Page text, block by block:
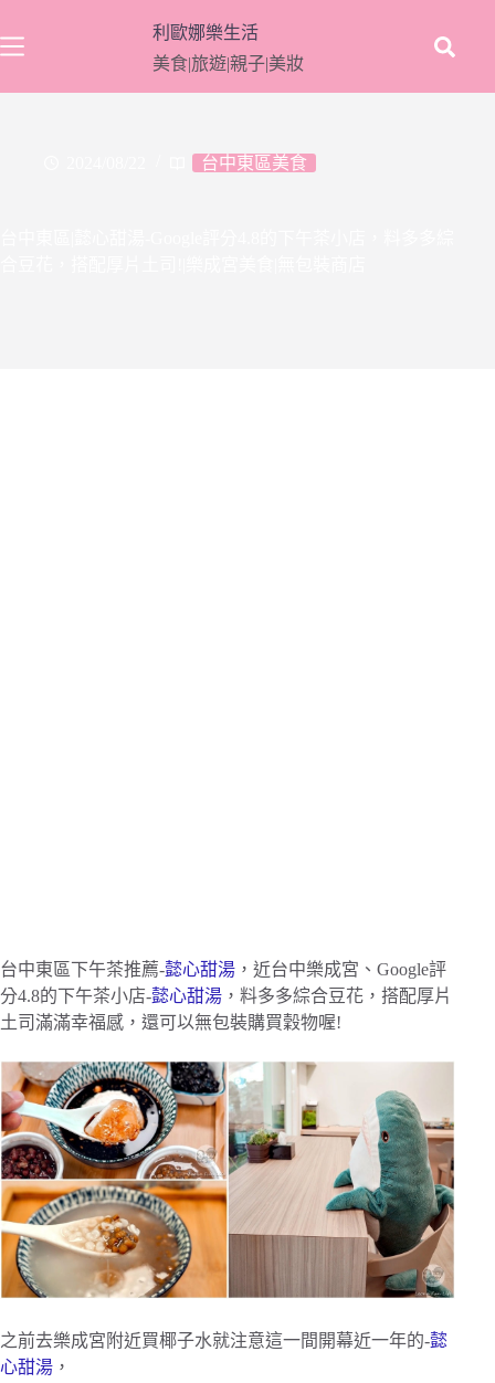
至
要
利歐娜樂生活
美食|旅遊|親子|美妝
台中東區美食
台中東區下午茶推薦-懿心甜湯 ，近台中樂成宮、Google評
分4.8的下午茶小店-懿心甜湯 ，料多多綜合豆花，搭配厚片
土司滿滿幸福感，還可以無包裝購買穀物喔!
之前去樂成宮附近買椰子水就注意這一間開幕近一年的-懿
心甜湯 ，